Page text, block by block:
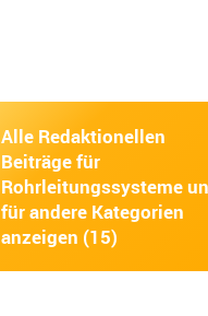
Alle Redaktionellen
Beiträge für
Rohrleitungssysteme
für andere Kategorien
anzeigen (15)